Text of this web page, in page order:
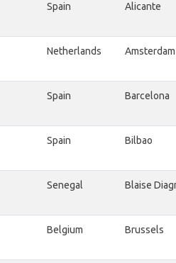
Spain Alicante
Netherlands
Spain Barcelona
Spain Bilbao
Senegal Blaise
Belgium Brussels